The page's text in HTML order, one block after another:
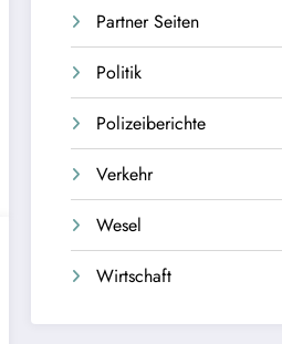
Partner Seiten
Politik
Polizeiberichte
Verkehr
Wesel
Wirtschaft